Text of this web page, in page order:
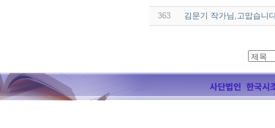
363 김문기 작가님,고맙습니